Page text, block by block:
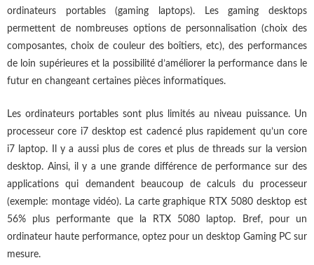
ordinateurs portables (gaming laptops). Les gaming desktops
permettent de nombreuses options de personnalisation (choix des
composantes, choix de couleur des boîtiers, etc), des performances
de loin supérieures et la possibilité d’améliorer la performance dans le
futur en changeant certaines pièces informatiques.
Les ordinateurs portables sont plus limités au niveau puissance. Un
processeur core i7 desktop est cadencé plus rapidement qu’un core
i7 laptop. Il y a aussi plus de cores et plus de threads sur la version
desktop. Ainsi, il y a une grande différence de performance sur des
applications qui demandent beaucoup de calculs du processeur
(exemple: montage vidéo). La carte graphique RTX 5080 desktop est
56% plus performante que la RTX 5080 laptop. Bref, pour un
ordinateur haute performance, optez pour un desktop Gaming PC sur
mesure.